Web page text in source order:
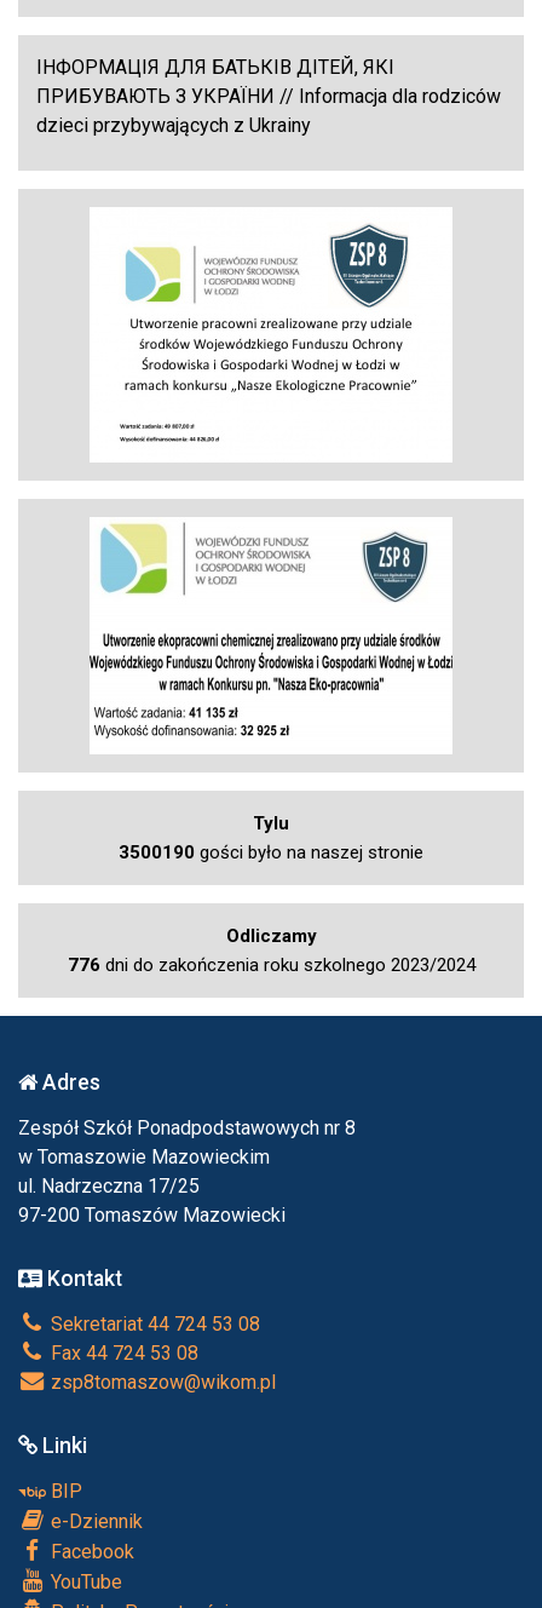
ІНФОРМАЦІЯ ДЛЯ БАТЬКІВ ДІТЕЙ, ЯКІ
ПРИБУВАЮТЬ З УКРАЇНИ // Informacja dla rodziców
dzieci przybywających z Ukrainy
Tylu
3500190 gości było na naszej stronie
Odliczamy
776 dni do zakończenia roku szkolnego 2023/2024
Adres
Zespół Szkół Ponadpodstawowych nr 8
w Tomaszowie Mazowieckim
ul. Nadrzeczna 17/25
97-200 Tomaszów Mazowiecki
Kontakt
Sekretariat 44 724 53 08
Fax 44 724 53 08
zsp8tomaszow@wikom.pl
Linki
BIP
e-Dziennik
Facebook
YouTube